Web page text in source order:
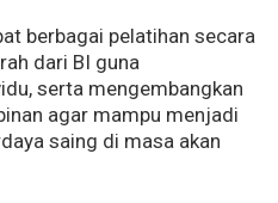
berbagai pelatihan secara
dari BI guna
serta mengembangkan
agar mampu menjadi
saing di masa akan